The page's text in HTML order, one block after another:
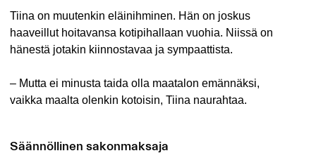
Tiina on muutenkin eläinihminen. Hän on joskus
haaveillut hoitavansa kotipihallaan vuohia. Niissä on
hänestä jotakin kiinnostavaa ja sympaattista.
– Mutta ei minusta taida olla maatalon emännäksi,
vaikka maalta olenkin kotoisin, Tiina naurahtaa.
Säännöllinen sakonmaksaja